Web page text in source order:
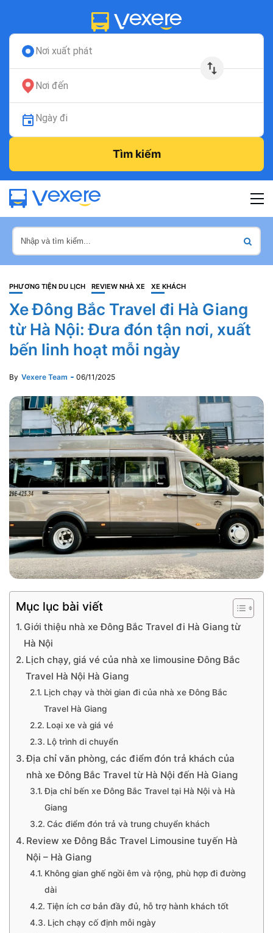
Nơi xuất phát
Nơi đến
Ngày đi
Tìm kiếm
PHƯƠNG TIỆN DU LỊCH REVIEW NHÀ XE XE KHÁCH
Xe Đông Bắc Travel đi Hà Giang
từ Hà Nội: Đưa đón tận nơi, xuất
bến linh hoạt mỗi ngày
By Vexere Team 06/11/2025
Mục lục bài viết
Giới thiệu nhà xe Đông Bắc Travel đi Hà Giang từ
Hà Nội
Lịch chạy, giá vé của nhà xe limousine Đông Bắc
Travel Hà Nội Hà Giang
Lịch chạy và thời gian đi của nhà xe Đông Bắc
Travel Hà Giang
Loại xe và giá vé
Lộ trình di chuyển
Địa chỉ văn phòng, các điểm đón trả khách của
nhà xe Đông Bắc Travel từ Hà Nội đến Hà Giang
Địa chỉ bến xe Đông Bắc Travel tại Hà Nội và Hà
Giang
Các điểm đón trả và trung chuyển khách
Review xe Đông Bắc Travel Limousine tuyến Hà
Nội – Hà Giang
Không gian ghế ngồi êm và rộng, phù hợp đi đường
dài
Tiện ích cơ bản đầy đủ, hỗ trợ hành khách tốt
Lịch chạy cố định mỗi ngày